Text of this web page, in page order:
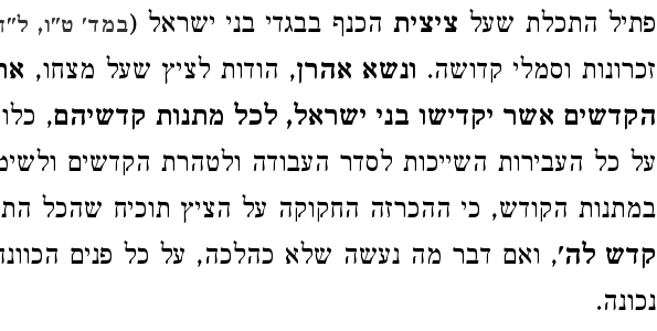
פתיל התכלת שעל ציצית הכנף בבגדי בני ישראל (במד' ט"ו,
זכרונות וסמלי קדושה. ונשא אהרן, הודות לציץ שעל מצחו,
הקדשים אשר יקדישו בני ישראל, לכל מתנות קדשיהם,
על כל העבירות השייכות לסדר העבודה ולטהרת הקדשים
במתנות הקודש, כי ההכרזה החקוקה על הציץ תוכיח שהכל
קדש לה', ואם דבר מה נעשה שלא כהלכה, על כל פנים
נכונה.